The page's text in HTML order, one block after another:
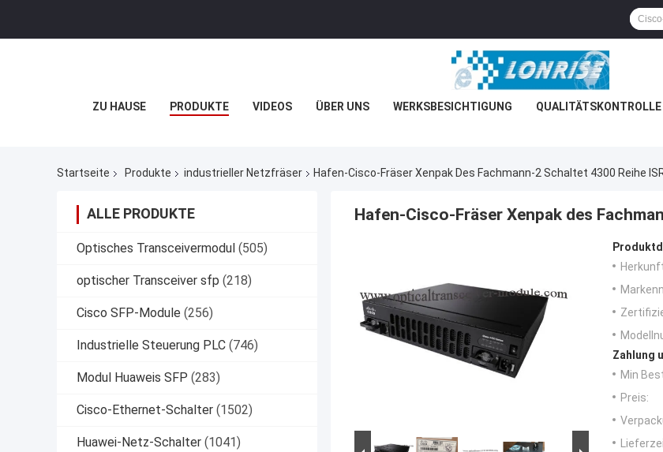
ZU HAUSE PRODUKTE VIDEOS ÜBER UNS WERKSBESICHTIGUNG QUALITÄTSKONTROLLE
Startseite Produkte industrieller Netzfräser Hafen-Cisco-Fräser Xenpak Des Fachmann-2 Schaltet 4300 Reihe
ALLE PRODUKTE
Optisches Transceivermodul (505)
optischer Transceiver sfp (218)
Cisco SFP-Module (256)
Industrielle Steuerung PLC (746)
Modul Huaweis SFP (283)
Cisco-Ethernet-Schalter (1502)
Huawei-Netz-Schalter (1041)
Hafen-Cisco-Fräser Xenpak des
Zahlung
Min
Preis: